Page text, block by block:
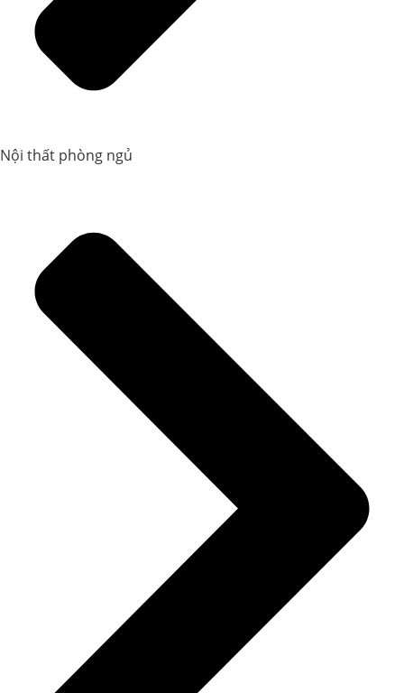
Nội thất phòng ngủ